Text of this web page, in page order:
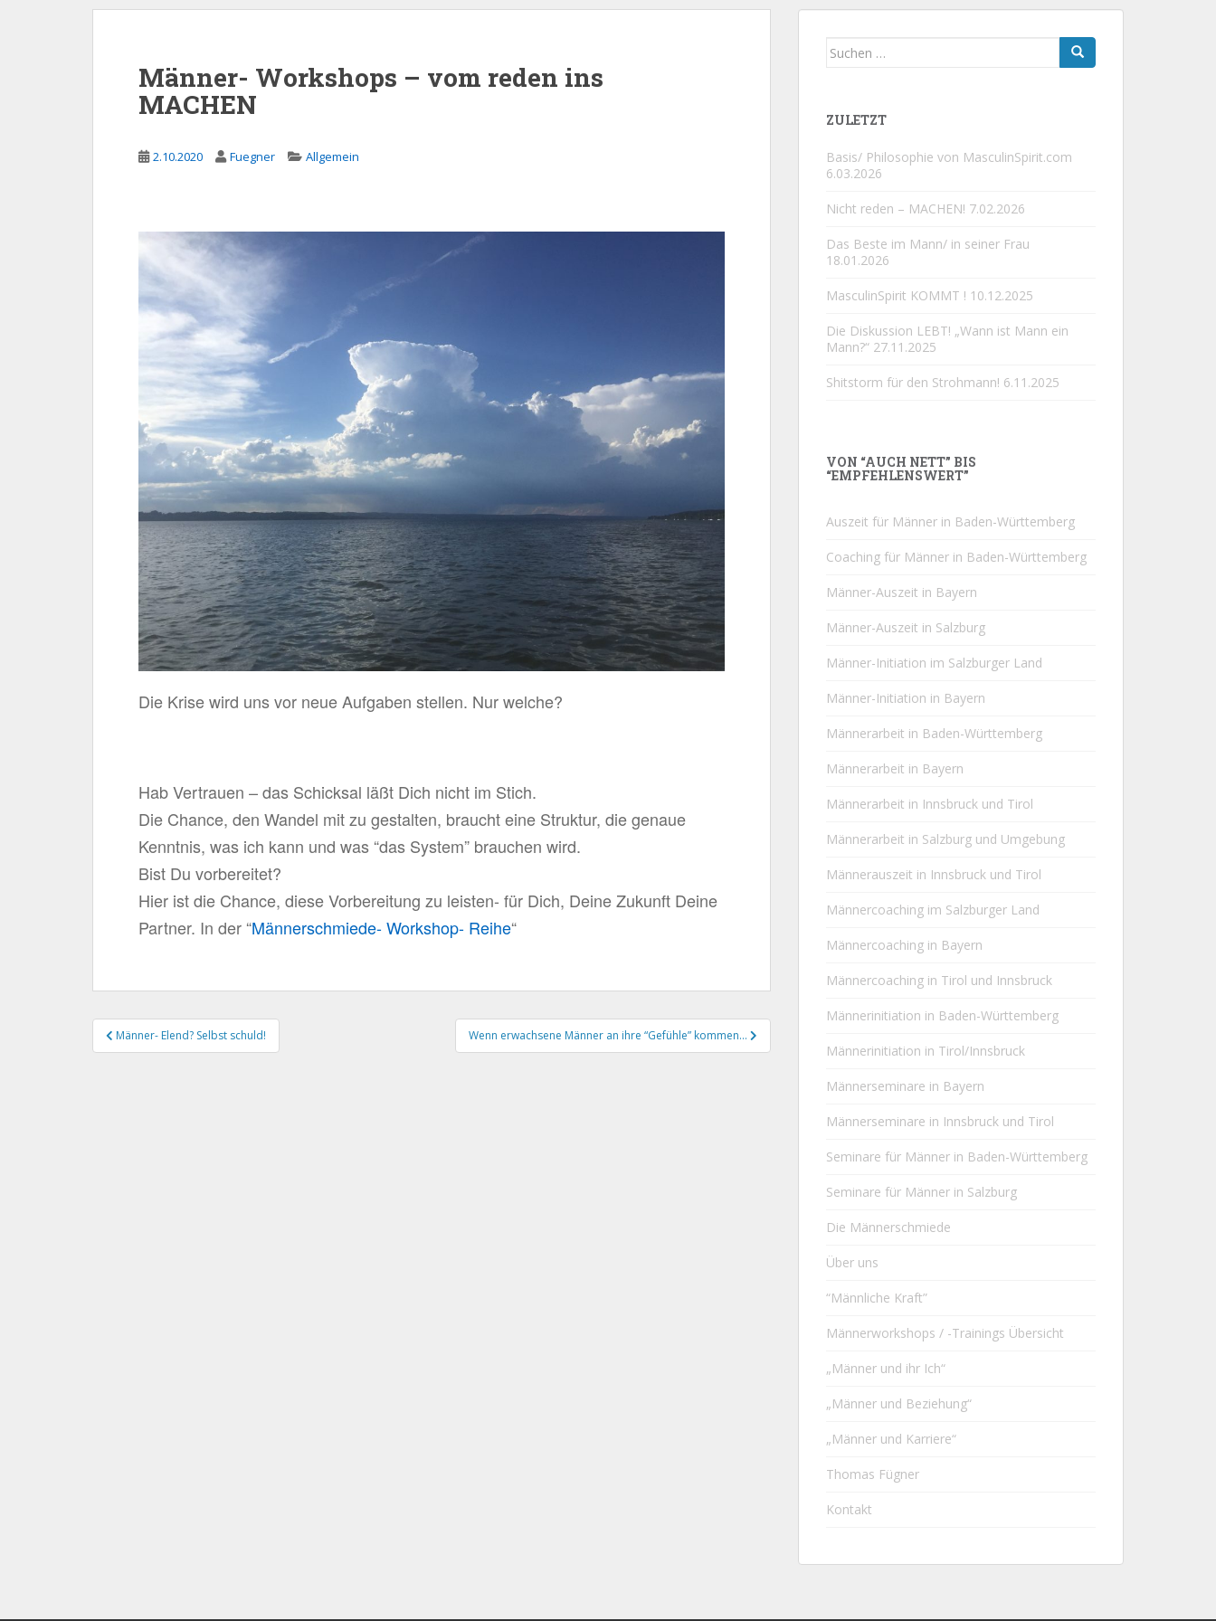
Männer- Workshops – vom reden ins
MACHEN
2.10.2020 Fuegner Allgemein
Die Krise wird uns vor neue Aufgaben stellen. Nur welche?
Hab Vertrauen – das Schicksal läßt Dich nicht im Stich.
Die Chance, den Wandel mit zu gestalten, braucht eine Struktur, die genaue
Kenntnis, was ich kann und was “das System” brauchen wird.
Bist Du vorbereitet?
Hier ist die Chance, diese Vorbereitung zu leisten- für Dich, Deine Zukunft Deine
Partner. In der “Männerschmiede- Workshop- Reihe“
Beitragsnavigation
Männer- Elend? Selbst schuld! Wenn erwachsene Männer an ihre “Gefühle” kommen…
Suchen
ZULETZT
Basis/ Philosophie von MasculinSpirit.com
6.03.2026
Nicht reden – MACHEN! 7.02.2026
Das Beste im Mann/ in seiner Frau
18.01.2026
MasculinSpirit KOMMT ! 10.12.2025
Die Diskussion LEBT! „Wann ist Mann ein
Mann?“ 27.11.2025
Shitstorm für den Strohmann! 6.11.2025
VON “AUCH NETT” BIS
“EMPFEHLENSWERT”
Auszeit für Männer in Baden-Württemberg
Coaching für Männer in Baden-Württemberg
Männer-Auszeit in Bayern
Männer-Auszeit in Salzburg
Männer-Initiation im Salzburger Land
Männer-Initiation in Bayern
Männerarbeit in Baden-Württemberg
Männerarbeit in Bayern
Männerarbeit in Innsbruck und Tirol
Männerarbeit in Salzburg und Umgebung
Männerauszeit in Innsbruck und Tirol
Männercoaching im Salzburger Land
Männercoaching in Bayern
Männercoaching in Tirol und Innsbruck
Männerinitiation in Baden-Württemberg
Männerinitiation in Tirol/Innsbruck
Männerseminare in Bayern
Männerseminare in Innsbruck und Tirol
Seminare für Männer in Baden-Württemberg
Seminare für Männer in Salzburg
Die Männerschmiede
Über uns
“Männliche Kraft”
Männerworkshops / -Trainings Übersicht
„Männer und ihr Ich“
„Männer und Beziehung“
„Männer und Karriere“
Thomas Fügner
Kontakt